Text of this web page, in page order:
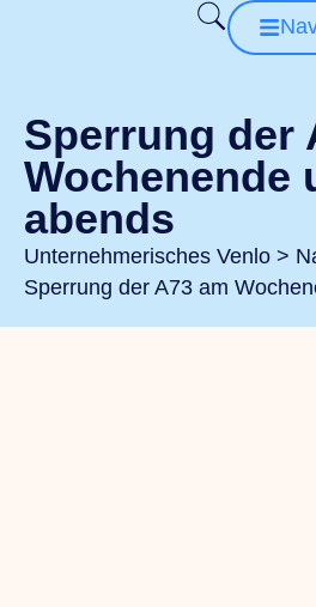
Sperrung der
Wochenende
abends
Unternehmerisches Venlo >
Sperrung der A73 am